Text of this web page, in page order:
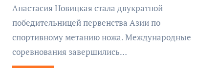
Анастасия Новицкая стала двукратной
победительницей первенства Азии по
спортивному метанию ножа. Международные
соревнования завершились…